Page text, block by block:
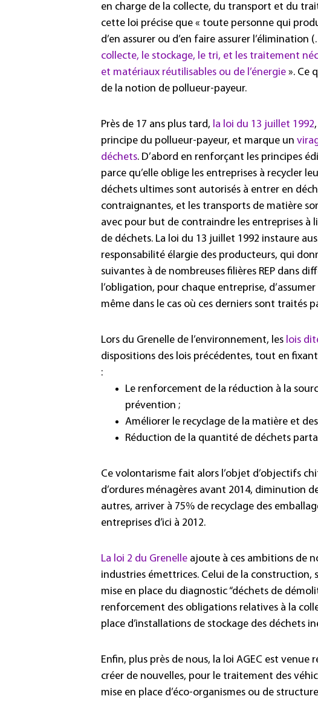
en charge de la collecte, du transport et du
cette loi précise que « toute personne qui
d’en assurer ou d’en faire assurer
collecte, le stockage, le tri, et les traitement
et matériaux réutilisables ou de l’énergie ». Ce
de la notion de pollueur-payeur.
Près de 17 ans plus tard, la loi du 13 juillet 1992
principe du pollueur-payeur, et marque un
déchets. D’abord en renforçant les principes
parce qu’elle oblige les entreprises à recycler
déchets ultimes sont autorisés à entrer en
contraignantes, et les transports de matière
avec pour but de contraindre les entreprises
de déchets. La loi du 13 juillet 1992 instaure
responsabilité élargie des producteurs, qui
suivantes à de nombreuses filières REP dans
l’obligation, pour chaque entreprise,
même dans le cas où ces derniers sont traités
Lors du Grenelle de l’environnement, les lois
dispositions des lois précédentes, tout en
:
Le renforcement de la réduction à la
prévention ;
Améliorer le recyclage de la matière et
Réduction de la quantité de déchets
Ce volontarisme fait alors l’objet d’objectifs
d’ordures ménagères avant 2014, diminution
autres, arriver à 75% de recyclage des
entreprises d’ici à 2012.
La loi 2 du Grenelle ajoute à ces ambitions de
industries émettrices. Celui de la
mise en place du diagnostic “déchets de
renforcement des obligations relatives à la
place d’installations de stockage des déchets
Enfin, plus près de nous, la loi AGEC est venue
créer de nouvelles, pour le traitement des
mise en place d’éco-organismes ou de